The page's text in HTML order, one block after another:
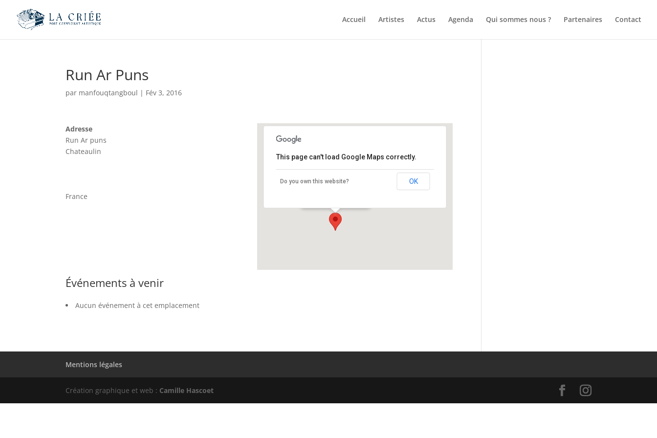
Accueil Artistes Actus Agenda Qui sommes nous ? Partenaires Contact
Run Ar Puns
par manfouqtangboul | Fév 3, 2016
Run Ar Puns
This page can't load Google Maps correctly.
Do you own this website? OK
Adresse
Run Ar puns
Chateaulin
France
Événements à venir
Aucun événement à cet emplacement
Mentions légales
Création graphique et web : Camille Hascoet